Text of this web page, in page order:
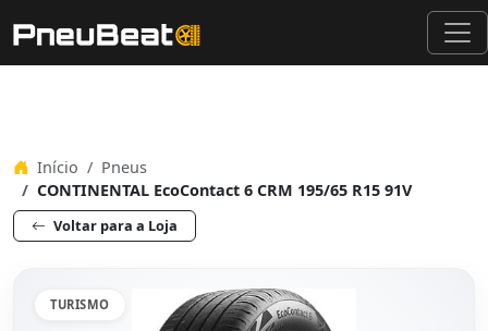
Início
Pneus
CONTINENTAL EcoContact 6 CRM 195/65 R15 91V
Voltar para a Loja
TURISMO